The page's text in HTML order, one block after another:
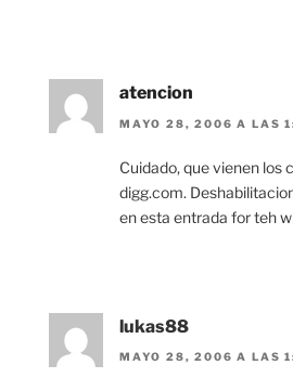
atencion
MAYO 28, 2006 A LAS
Cuidado, que vienen los
digg.com.
en esta entrada for teh
lukas88
MAYO 28, 2006 A LAS